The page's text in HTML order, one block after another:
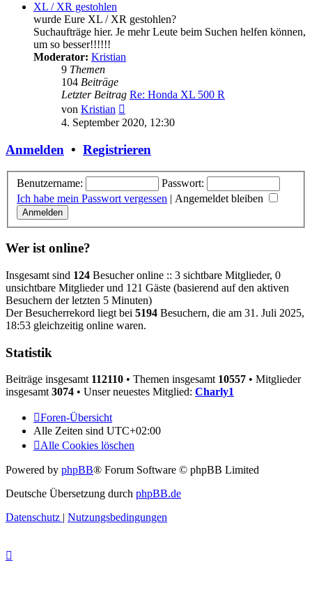
XL / XR gestohlen
wurde Eure XL / XR gestohlen?
Suchaufträge hier. Je mehr Leute beim Suchen helfen können,
um so besser!!!!!!
Moderator: Kristian
9 Themen
104 Beiträge
Letzter Beitrag Re: Honda XL 500 R
von Kristian
Beitrag
4. September 2020, 12:30
Anmelden • Registrieren
Benutzername:
Passwort:
Ich habe mein Passwort vergessen | Angemeldet bleiben
Wer ist online?
Insgesamt sind 124 Besucher online :: 3 sichtbare Mitglieder, 0
unsichtbare Mitglieder und 121 Gäste (basierend auf den aktiven
Besuchern der letzten 5 Minuten)
Der Besucherrekord liegt bei 5194 Besuchern, die am 31. Juli 2025,
18:53 gleichzeitig online waren.
Statistik
Beiträge insgesamt 112110 • Themen insgesamt 10557 • Mitglieder
insgesamt 3074 • Unser neuestes Mitglied: Charly1
Foren-Übersicht
Alle Zeiten sind UTC+02:00
Alle Cookies löschen
Powered by phpBB® Forum Software © phpBB Limited
Deutsche Übersetzung durch phpBB.de
Datenschutz | Nutzungsbedingungen